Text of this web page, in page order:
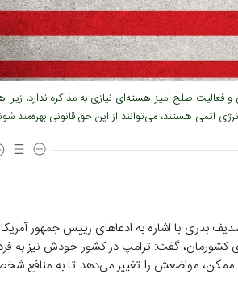
صلح آمیز هسته‌ای نیازی به مذاکره ندارد، زیرا
اتمی هستند، می‌توانند از این حق قانونی بهره‌مند
بدری با اشاره به ادعا‌های رییس جمهور
گفت: ترامپ در کشور خودش نیز به
ممکن، مواضعش را تغییر می‌دهد تا به منافع